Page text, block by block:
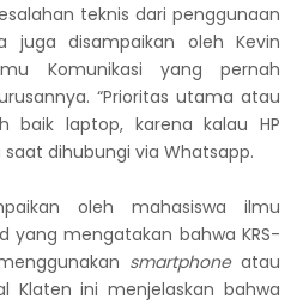
teknis dari penggunaan
juga disampaikan oleh Kevin
Komunikasi yang pernah
“Prioritas utama atau
baik laptop, karena kalau HP
saat dihubungi via Whatsapp.
oleh mahasiswa ilmu
yang mengatakan bahwa KRS-
smartphoneatau
Klaten ini menjelaskan bahwa